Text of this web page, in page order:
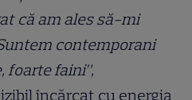
că am ales să-mi
contemporani
foarte faini”,
încărcat cu energia